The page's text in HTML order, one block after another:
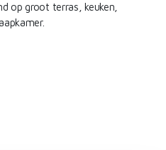
op groot terras, keuken,